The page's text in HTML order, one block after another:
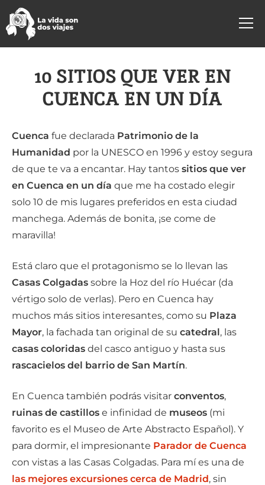
10 SITIOS QUE VER EN
CUENCA EN UN DÍA
Cuenca fue declarada Patrimonio de la
Humanidad por la UNESCO en 1996 y estoy segura
de que te va a encantar. Hay tantos sitios que ver
en Cuenca en un día que me ha costado elegir
solo 10 de mis lugares preferidos en esta ciudad
manchega. Además de bonita, ¡se come de
maravilla!
Está claro que el protagonismo se lo llevan las
Casas Colgadas sobre la Hoz del río Huécar (da
vértigo solo de verlas). Pero en Cuenca hay
muchos más sitios interesantes, como su Plaza
Mayor, la fachada tan original de su catedral, las
casas coloridas del casco antiguo y hasta sus
rascacielos del barrio de San Martín.
En Cuenca también podrás visitar conventos,
ruinas de castillos e infinidad de museos (mi
favorito es el Museo de Arte Abstracto Español). Y
para dormir, el impresionante Parador de Cuenca
con vistas a las Casas Colgadas. Para mí es una de
las mejores excursiones cerca de Madrid, sin